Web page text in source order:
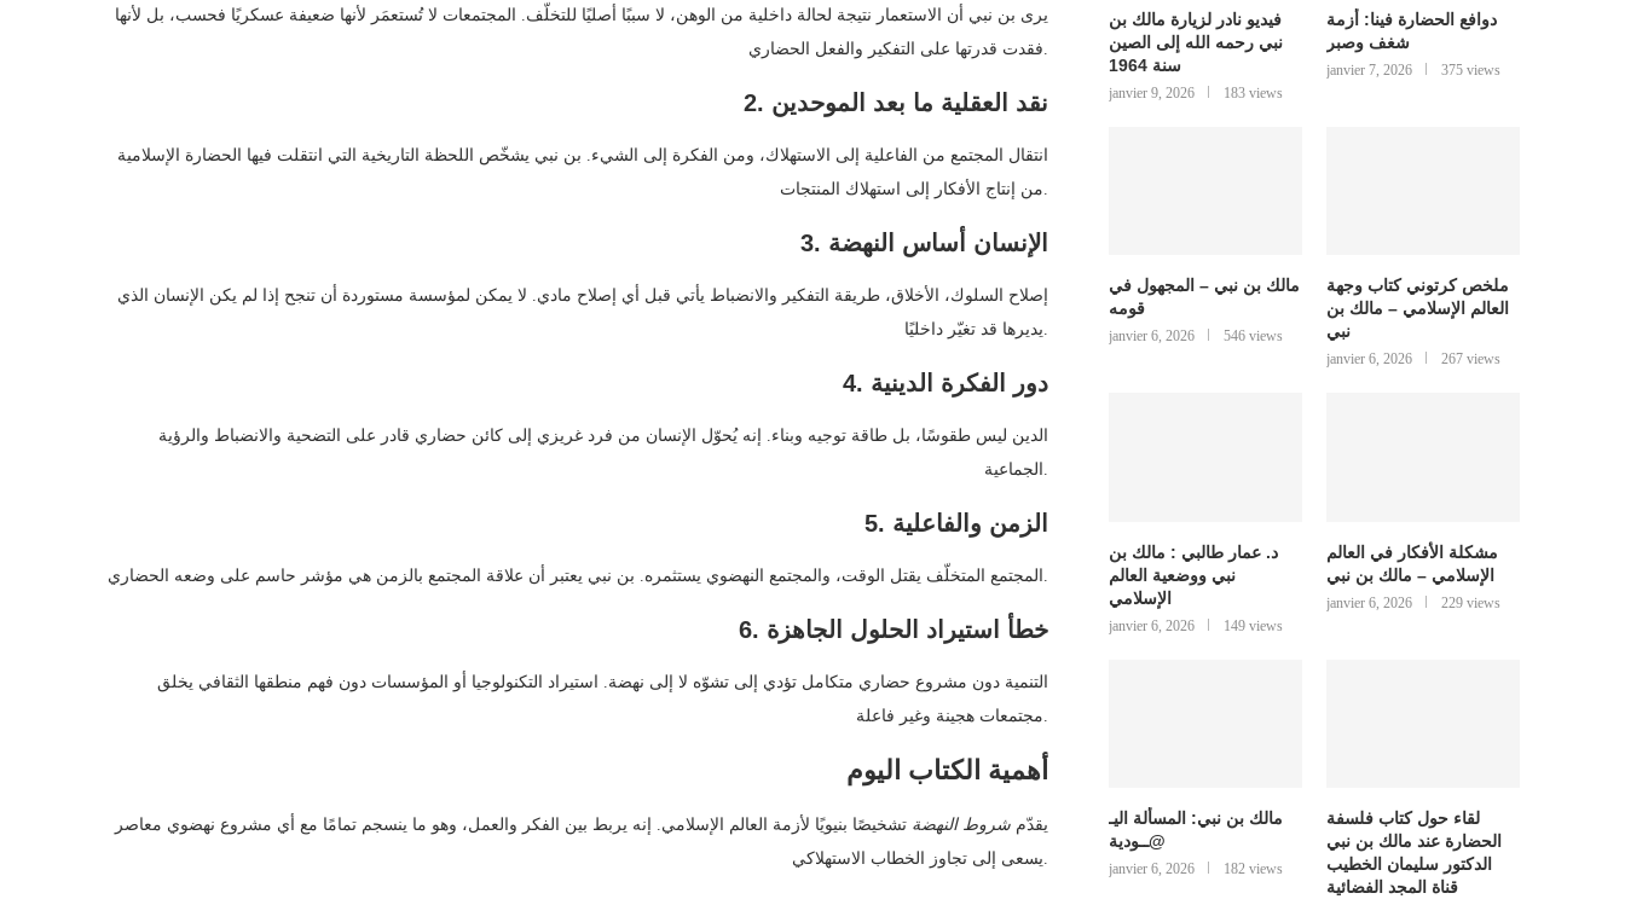
يرى بن نبي أن الاستعمار نتيجة لحالة داخلية من الوهن، لا سببًا أصليًا للتخلّف. المجتمعات لا تُستعمَر لأنها ضعيفة عسكريًا فحسب، بل لأنها
فقدت قدرتها على التفكير والفعل الحضاري.
2. نقد العقلية ما بعد الموحدين
انتقال المجتمع من الفاعلية إلى الاستهلاك، ومن الفكرة إلى الشيء. بن نبي يشخّص اللحظة التاريخية التي انتقلت فيها الحضارة الإسلامية
من إنتاج الأفكار إلى استهلاك المنتجات.
3. الإنسان أساس النهضة
إصلاح السلوك، الأخلاق، طريقة التفكير والانضباط يأتي قبل أي إصلاح مادي. لا يمكن لمؤسسة مستوردة أن تنجح إذا لم يكن الإنسان الذي
يديرها قد تغيّر داخليًا.
4. دور الفكرة الدينية
الدين ليس طقوسًا، بل طاقة توجيه وبناء. إنه يُحوّل الإنسان من فرد غريزي إلى كائن حضاري قادر على التضحية والانضباط والرؤية
الجماعية.
5. الزمن والفاعلية
المجتمع المتخلّف يقتل الوقت، والمجتمع النهضوي يستثمره. بن نبي يعتبر أن علاقة المجتمع بالزمن هي مؤشر حاسم على وضعه الحضاري.
6. خطأ استيراد الحلول الجاهزة
التنمية دون مشروع حضاري متكامل تؤدي إلى تشوّه لا إلى نهضة. استيراد التكنولوجيا أو المؤسسات دون فهم منطقها الثقافي يخلق
مجتمعات هجينة وغير فاعلة.
أهمية الكتاب اليوم
يقدّمشروط النهضة تشخيصًا بنيويًا لأزمة العالم الإسلامي. إنه يربط بين الفكر والعمل، وهو ما ينسجم تمامًا مع أي مشروع نهضوي معاصر
يسعى إلى تجاوز الخطاب الاستهلاكي.
فيديو نادر لزيارة مالك بن
نبي رحمه الله إلى الصين
سنة 1964
janvier 9, 2026 183 views
دوافع الحضارة فينا: أزمة
شغف وصبر
janvier 7, 2026 375 views
مالك بن نبي – المجهول في
قومه
janvier 6, 2026 546 views
ملخص كرتوني كتاب وجهة
العالم الإسلامي – مالك بن
نبي
janvier 6, 2026 267 views
د. عمار طالبي : مالك بن
نبي ووضعية العالم
الإسلامي
janvier 6, 2026 149 views
مشكلة الأفكار في العالم
الإسلامي – مالك بن نبي
janvier 6, 2026 229 views
مالك بن نبي: المسألة اليـ
@ــودية
janvier 6, 2026 182 views
لقاء حول كتاب فلسفة
الحضارة عند مالك بن نبي
الدكتور سليمان الخطيب
قناة المجد الفضائية